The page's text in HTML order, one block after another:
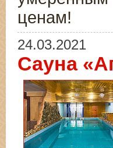
ценам!
24.03.2021
Сауна